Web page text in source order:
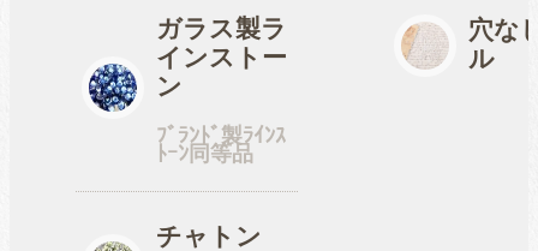
fave オタ活・推し活
缶バッジカバー
tools
ガラス製ラ
インストー
ン
ﾌﾞﾗﾝﾄﾞ製ﾗｲﾝｽ
ﾄｰﾝ同等品
チャトン
穴な
ル